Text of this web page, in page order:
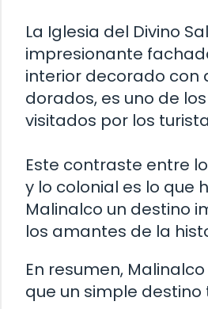
La Iglesia del Divino
impresionante
interior decorado con
dorados, es uno de
visitados por los
Este contraste entre
y lo colonial es lo que
Malinalco un destino
los amantes de la
En resumen,
que un simple destino